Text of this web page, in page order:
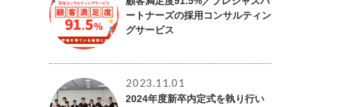
ートナーズの採用コンサルティン
グサービス
2023.11.01
2024年度新卒内定式を執り行い